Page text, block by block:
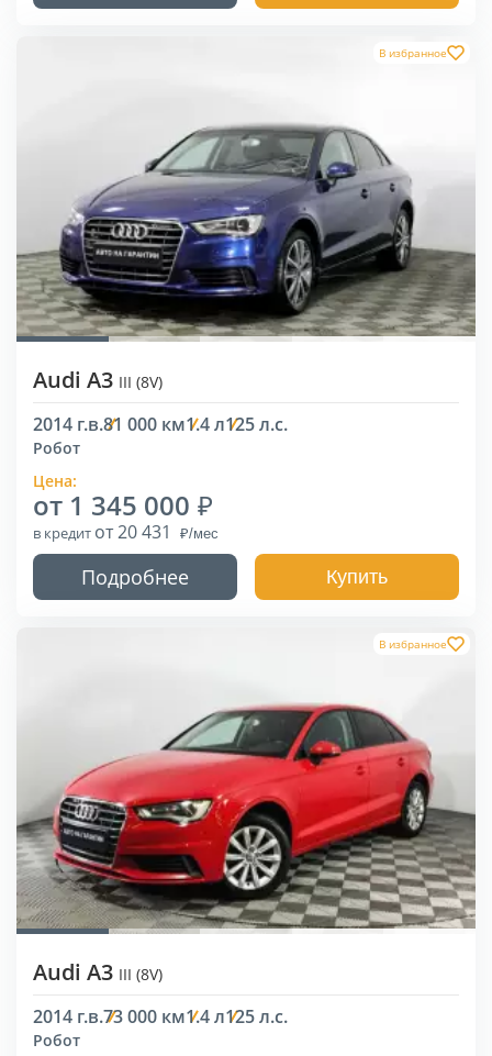
В избранное
Audi A3 III (8V)
2014 г.в.81 000 км1.4 л125 л.с.
Робот
Цена:
от 1 345 000
в кредит от 20 431
Подробнее Купить
В избранное
Audi A3 III (8V)
2014 г.в.73 000 км1.4 л125 л.с.
Робот